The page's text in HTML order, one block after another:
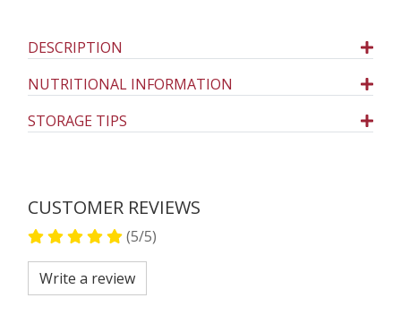
DESCRIPTION
NUTRITIONAL INFORMATION
STORAGE TIPS
CUSTOMER REVIEWS
(5/5)
Write a review